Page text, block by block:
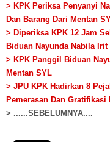
> KPK Periksa Penyanyi
Dan Barang Dari Mentan
> Diperiksa KPK 12 Jam
Biduan Nayunda Nabila Irit
> KPK Panggil Biduan
Mentan SYL
> JPU KPK Hadirkan 8
Pemerasan Dan Gratifikasi
> ......SEBELUMNYA....